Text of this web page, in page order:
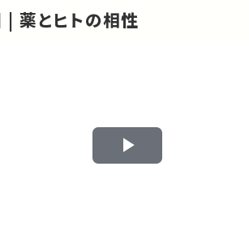
薬とヒトの相性
Play